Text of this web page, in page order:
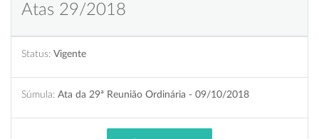
Atas 29/2018
Status: Vigente
Súmula: Ata da 29ª Reunião Ordinária - 09/10/2018